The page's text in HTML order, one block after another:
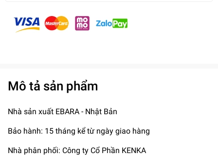
Mô tả sản phẩm
Nhà sản xuất EBARA - Nhật Bản
Bảo hành: 15 tháng kể từ ngày giao hàng
Nhà phân phối: Công ty Cổ Phần KENKA